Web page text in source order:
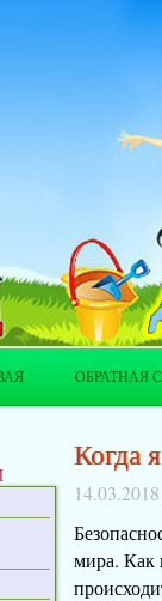
ОБРАТНАЯ
Когда
14.03.2018
мира. Как